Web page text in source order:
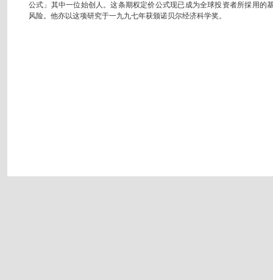
公式」其中一位始创人。这条期权定价公式现已成为全球投资者所採用的
风险。他亦以这项研究于一九九七年获颁诺贝尔经济科学奖。